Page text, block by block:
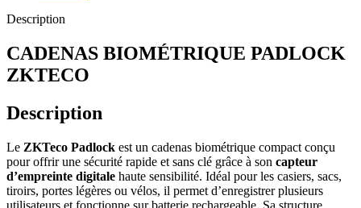
Description
CADENAS BIOMÉTRIQUE PADLOCK
ZKTECO
Description
Le ZKTeco Padlock est un cadenas biométrique compact conçu
pour offrir une sécurité rapide et sans clé grâce à son capteur
d’empreinte digitale haute sensibilité. Idéal pour les casiers, sacs,
tiroirs, portes légères ou vélos, il permet d’enregistrer plusieurs
utilisateurs et fonctionne sur batterie rechargeable. Sa structure